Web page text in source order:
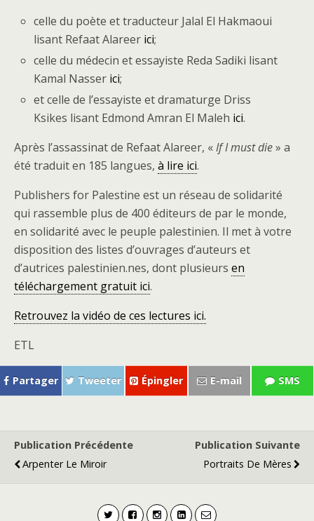
celle du poète et traducteur Jalal El Hakmaoui
lisant Refaat Alareer ici;
celle du médecin et essayiste Reda Sadiki lisant
Kamal Nasser ici;
et celle de l’essayiste et dramaturge Driss
Ksikes lisant Edmond Amran El Maleh ici.
Après l’assassinat de Refaat Alareer, «If I must die» a
été traduit en 185 langues, à lire ici.
Publishers for Palestine est un réseau de solidarité
qui rassemble plus de 400 éditeurs de par le monde,
en solidarité avec le peuple palestinien. Il met à votre
disposition des listes d’ouvrages d’auteurs et
d’autrices palestinien.nes, dont plusieurs en
téléchargement gratuit ici.
Retrouvez la vidéo de ces lectures ici.
ETL
Partager Tweeter Épingler E-mail SMS
Publication Précédente
Arpenter Le Miroir
Publication Suivante
Portraits De Mères